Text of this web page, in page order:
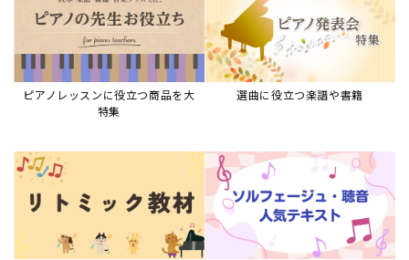
ピアノレッスンに役立つ商品を大
特集
選曲に役立つ楽譜や書籍